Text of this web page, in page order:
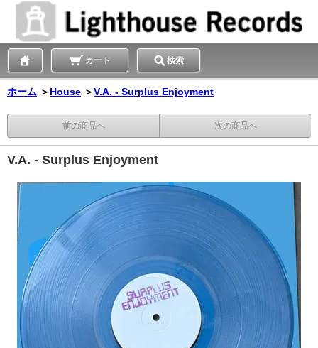
カート 検索
ホーム ＞ House ＞V.A. - Surplus Enjoyment
前の商品へ 次の商品へ
V.A. - Surplus Enjoyment